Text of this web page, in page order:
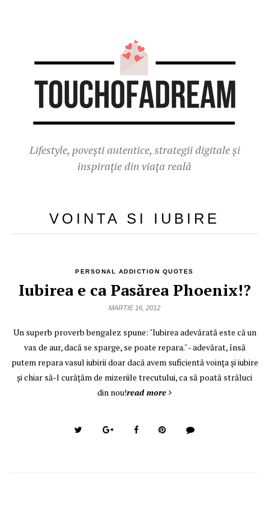
Lifestyle, povești autentice, strategii digitale și
inspirație din viața reală
VOINTA SI IUBIRE
PERSONAL ADDICTION QUOTES
Iubirea e ca Pasărea Phoenix!?
MARTIE 16, 2012
Un superb proverb bengalez spune: "Iubirea adevărată este că un
vas de aur, dacă se sparge, se poate repara." - adevărat, însă
putem repara vasul iubirii doar dacă avem suficientă voința și iubire
și chiar să-l curățăm de mizeriile trecutului, ca să poată străluci
din nou!read more